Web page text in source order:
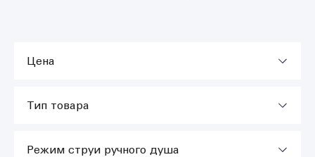
Цена
Тип товара
Режим струи ручного душа